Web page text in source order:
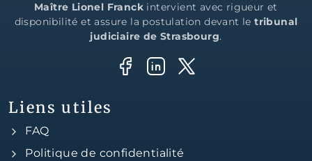
Maître Lionel Franck intervient avec rigueur et
disponibilité et assure la postulation devant letribunal
judiciaire de Strasbourg.
Liens utiles
FAQ
Politique de confidentialité